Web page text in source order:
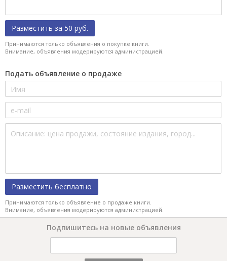
Разместить за 50 руб.
Принимаются только объявления о покупке книги.
Внимание, объявления модерируются администрацией.
Подать объявление о продаже
Разместить бесплатно
Принимаются только объявление о продаже книги.
Внимание, объявления модерируются администрацией.
Подпишитесь на новые объявления